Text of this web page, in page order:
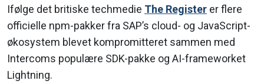
Ifølge det britiske techmedie The Register er flere
officielle npm-pakker fra SAP’s cloud- og JavaScript-
økosystem blevet kompromitteret sammen med
Intercoms populære SDK-pakke og AI-frameworket
Lightning.